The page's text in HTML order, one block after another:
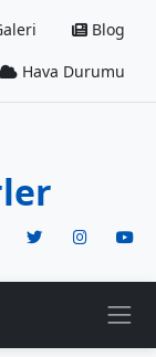
Blog
Hava Durumu